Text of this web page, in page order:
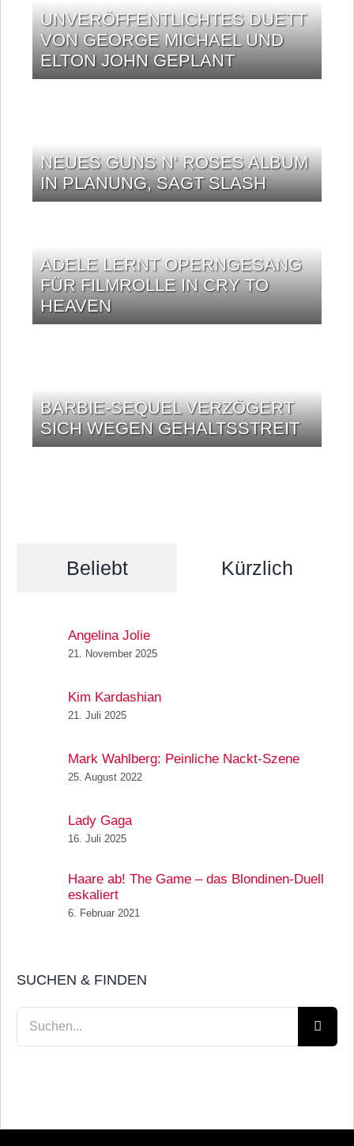
UNVERÖFFENTLICHTES DUETT
VON GEORGE MICHAEL UND
ELTON JOHN GEPLANT
NEUES GUNS N‘ ROSES ALBUM
IN PLANUNG, SAGT SLASH
ADELE LERNT OPERNGESANG
FÜR FILMROLLE IN CRY TO
HEAVEN
BARBIE-SEQUEL VERZÖGERT
SICH WEGEN GEHALTSSTREIT
Beliebt Kürzlich
Angelina Jolie
21. November 2025
Kim Kardashian
21. Juli 2025
Mark Wahlberg: Peinliche Nackt-Szene
25. August 2022
Lady Gaga
16. Juli 2025
Haare ab! The Game – das Blondinen-Duell
eskaliert
6. Februar 2021
SUCHEN & FINDEN
Suche
nach: